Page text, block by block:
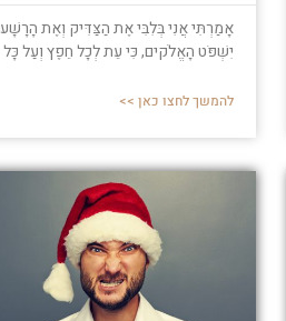
אָמַרְתִּי אֲנִי בְּלִבִּי אֶת הַצַּדִּיק וְאֶת הָרָשָׁע
יִשְׁפֹּט הָאֱלֹקים, כִּי עֵת לְכָל חֵפֶץ וְעַל כָּל
להמשך לחצו כאן >>